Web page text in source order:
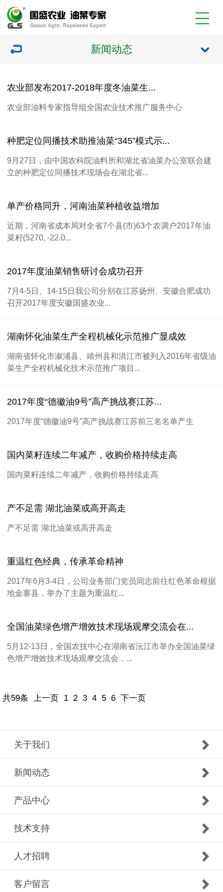
新闻动态
农业部发布2017-2018年度冬油菜生...
农业部油料专家指导组全国农业技术推广服务中心
种肥定位同播技术助推油菜“345”模式示...
9月27日，由中国农科院油料所和湖北省油菜办公室联合建
立的种肥定位同播技术现场会在湖北省...
单产价格同升，河南油菜种植收益增加
近期，河南省成本局对全省7个县(市)63个农调户2017年油
菜籽(5270, -22.0...
2017年度油菜销售研讨会成功召开
7月4-5日、14-15日我公司分别在江苏扬州、安徽合肥成功
召开2017年度安徽国盛农业...
湖南怀化油菜生产全程机械化示范推广显成效
湖南省怀化市溆浦县、靖州县和洪江市被列入2016年省级油
菜生产全程机械化技术示范推广项目...
2017年度“德徽油9号”高产挑战赛江苏...
2017年度“德徽油9号”高产挑战赛江苏前三名名单产生
国内菜籽连续二年减产，收购价格持续走高
国内菜籽连续二年减产，收购价格持续走高
产不足需 湖北油菜或高开高走
产不足需 湖北油菜或高开高走
重温红色经典，传承革命精神
2017年6月3-4日，公司业务部门党员同志前往红色革命根据
地金寨县，举办了主题为重温红...
全国油菜绿色增产增效技术现场观摩交流会在...
5月12-13日，全国农技中心在湖南省沅江市举办全国油菜绿
色增产增效技术现场观摩交流会，...
共59条 上一页 1 2 3 4 5 6 下一页
关于我们
新闻动态
产品中心
技术支持
人才招聘
客户留言